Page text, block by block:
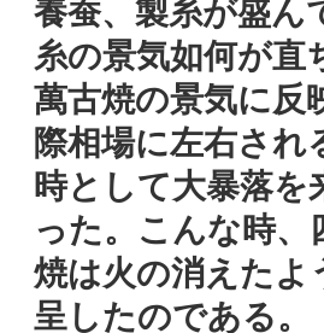
養蚕、製糸が盛ん
糸の景気如何が直
萬古焼の景気に反
際相場に左右され
時として大暴落を
った。こんな時、
焼は火の消えたよ
呈したのである。